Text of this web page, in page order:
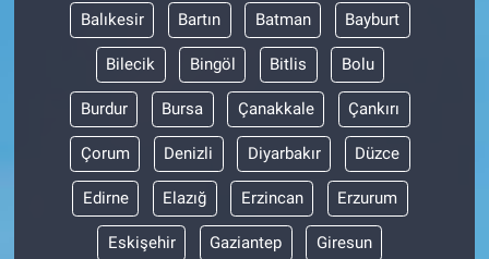
Balıkesir Bartın Batman Bayburt
Bilecik Bingöl Bitlis Bolu
Burdur Bursa Çanakkale Çankırı
Çorum Denizli Diyarbakır Düzce
Edirne Elazığ Erzincan Erzurum
Eskişehir Gaziantep Giresun